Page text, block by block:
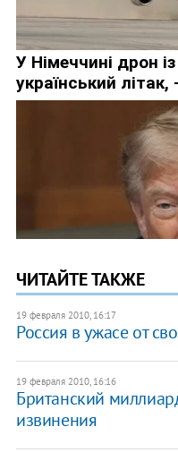
ЧИТАЙТЕ ТАКЖЕ
19 февраля 2010, 16:17
Россия в ужасе от
19 февраля 2010, 16:16
Британский
извинения